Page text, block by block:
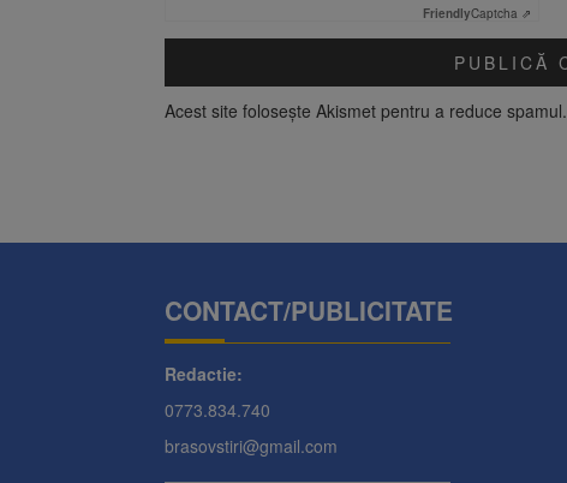
FriendlyCaptcha ⇗
Acest site folosește Akismet pentru a reduce spamul.
CONTACT/PUBLICITATE
Redactie:
0773.834.740
brasovstiri@gmail.com